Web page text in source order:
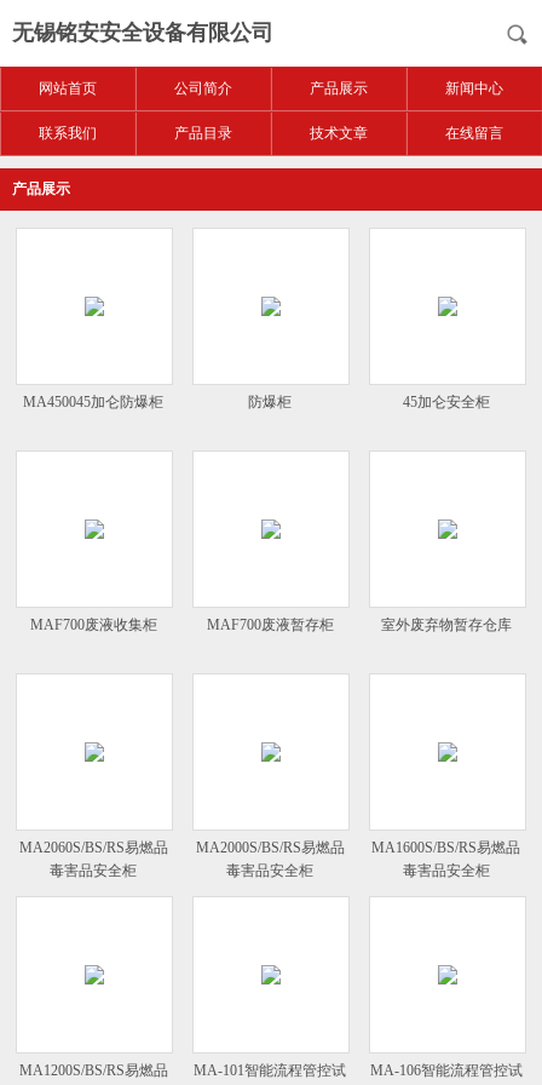
无锡铭安安全设备有限公司
网站首页 公司简介 产品展示 新闻中心
联系我们 产品目录 技术文章 在线留言
产品展示
MA450045加仑防爆柜 防爆柜 45加仑安全柜
MAF700废液收集柜 MAF700废液暂存柜 室外废弃物暂存仓库
MA2060S/BS/RS易燃品
毒害品安全柜
MA2000S/BS/RS易燃品
毒害品安全柜
MA1600S/BS/RS易燃品
毒害品安全柜
MA1200S/BS/RS易燃品
MA-101智能流程管控试
MA-106智能流程管控试